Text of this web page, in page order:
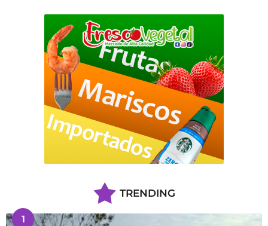
TRENDING
1